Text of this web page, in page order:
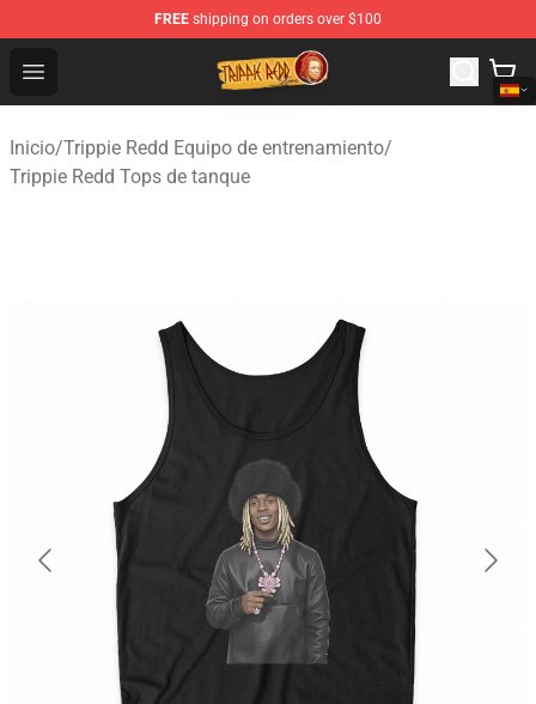
FREE shipping on orders over $100
Open menu
Trippie Redd Store - Official Trippie Redd Merchandise
Inicio/Trippie Redd Equipo de entrenamiento/
Trippie Redd Tops de tanque